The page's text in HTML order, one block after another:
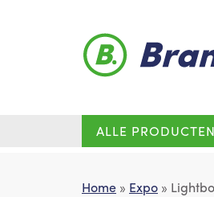
ALLE PRODUCTEN
Home » Expo »